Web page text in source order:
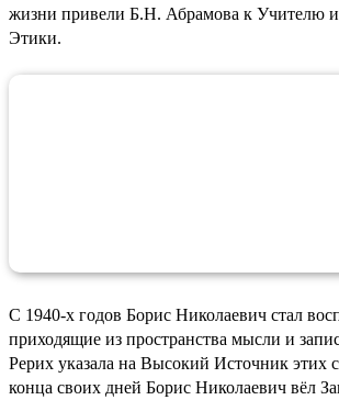
жизни привели Б.Н. Абрамова к Учителю
Этики.
С 1940-х годов Борис Николаевич стал
приходящие из пространства мысли и
Рерих указала на Высокий Источник этих
конца своих дней Борис Николаевич вёл